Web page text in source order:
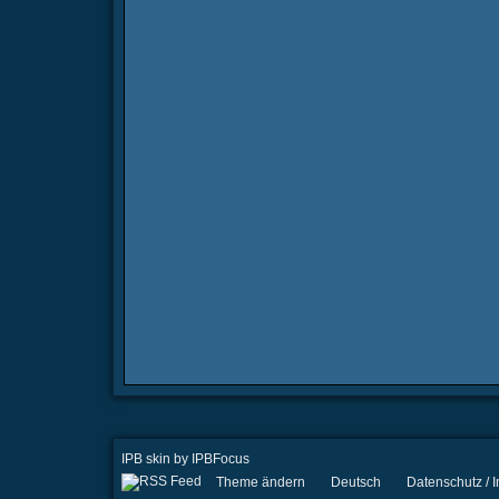
IPB skin by IPBFocus
Theme ändern Deutsch Datenschutz /